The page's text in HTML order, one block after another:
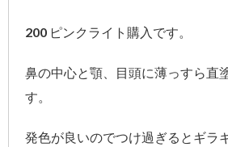
200 ピンクライト購入です。
鼻の中心と顎、目頭に薄っすら直
す。
発色が良いのでつけ過ぎるとギラ